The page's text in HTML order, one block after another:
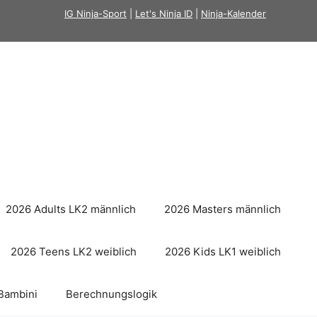
IG Ninja-Sport Let's Ninja ID Ninja-Kalender
2026 Adults LK2 männlich 2026 Masters männlich
2026 Teens LK2 weiblich 2026 Kids LK1 weiblich
Berechnungslogik